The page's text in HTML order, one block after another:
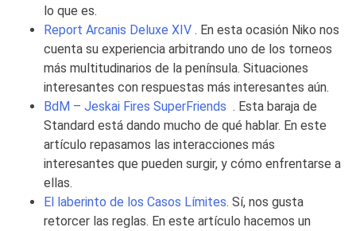
lo que es.
Report Arcanis Deluxe XIV . En esta ocasión Niko nos
cuenta su experiencia arbitrando uno de los torneos
más multitudinarios de la península. Situaciones
interesantes con respuestas más interesantes aún.
BdM – Jeskai Fires SuperFriends . Esta baraja de
Standard está dando mucho de qué hablar. En este
artículo repasamos las interacciones más
interesantes que pueden surgir, y cómo enfrentarse a
ellas.
El laberinto de los Casos Límites. Sí, nos gusta
retorcer las reglas. En este artículo hacemos un